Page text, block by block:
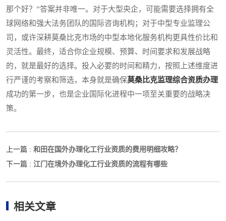
那个好？”答案并非唯一。对于大型央企，可能需要选择拥有全
球网络和强大法务团队的国际咨询机构；对于中型专业监理公
司，或许深耕莫桑比克市场的中型本地化服务机构更具性价比和
灵活性。最终，适合你企业规模、预算、时间要求和发展战略
的，就是最好的选择。投入必要的时间和精力，按照上述维度进
行严谨的考察和筛选，本身就是确保莫桑比克监理综合资质办理
成功的第一步，也是企业国际化进程中一项至关重要的战略决
策。
上一篇 : 和田在国外办理化工行业资质的费用明细攻略？
下一篇 : 江门在境外办理化工行业资质的流程有哪些
相关文章